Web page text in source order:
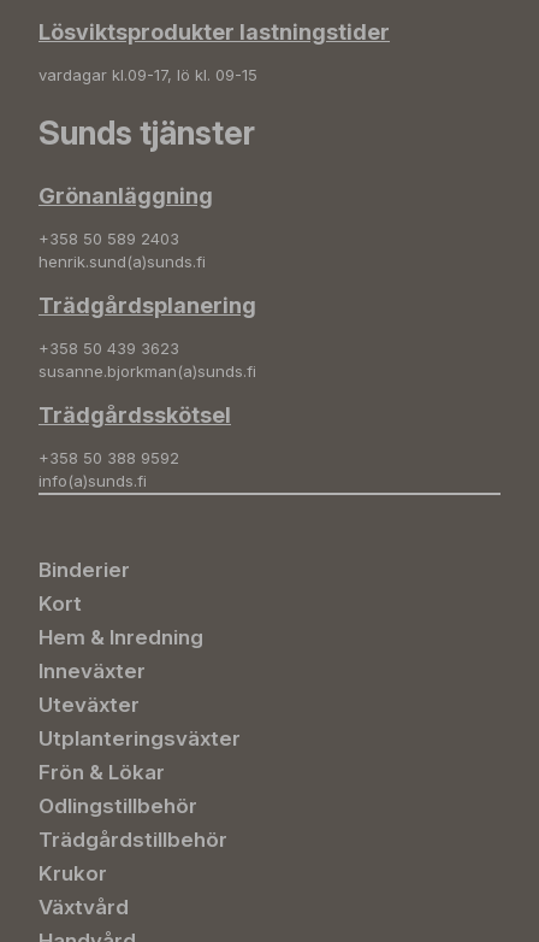
Lösviktsprodukter lastningstider
vardagar kl.09-17, lö kl. 09-15
Sunds tjänster
Grönanläggning
+358 50 589 2403
henrik.sund(a)sunds.fi
Trädgårdsplanering
+358 50 439 3623
susanne.bjorkman(a)sunds.fi
Trädgårdsskötsel
+358 50 388 9592
info(a)sunds.fi
Binderier
Kort
Hem & Inredning
Inneväxter
Uteväxter
Utplanteringsväxter
Frön & Lökar
Odlingstillbehör
Trädgårdstillbehör
Krukor
Växtvård